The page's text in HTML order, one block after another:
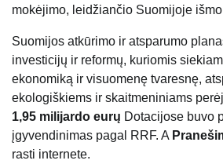
mokėjimo, leidžiančio Suomijoje
Suomijos atkūrimo ir atsparumo
investicijų ir reformų, kuriomis
ekonomiką ir visuomenę tvaresnę,
ekologiškiems ir skaitmeniniams
1,95 milijardo eurų Dotacijose buvo
įgyvendinimas pagal RRF. A
rasti internete.